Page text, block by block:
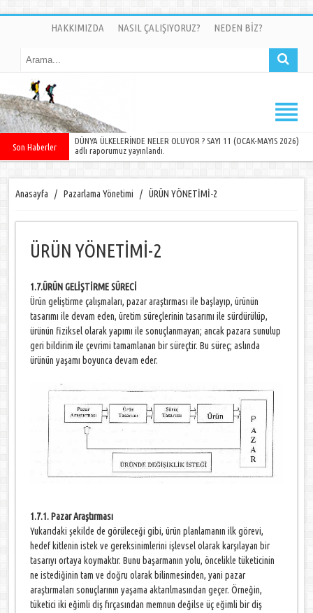
HAKKIMIZDA NASIL ÇALIŞIYORUZ? NEDEN BİZ?
Son Haberler
DÜNYA ÜLKELERİNDE NELER OLUYOR ? SAYI 11 (OCAK-MAYIS 2026)
adlı raporumuz yayınlandı.
Anasayfa / Pazarlama Yönetimi / ÜRÜN YÖNETİMİ-2
ÜRÜN YÖNETİMİ-2
1.7.ÜRÜN GELİŞTİRME SÜRECİ
Ürün geliştirme çalışmaları, pazar araştırması ile başlayıp, ürünün
tasarımı ile devam eden, üretim süreçlerinin tasarımı ile sürdürülüp,
ürünün fiziksel olarak yapımı ile sonuçlanmayan; ancak pazara sunulup
geri bildirim ile çevrimi tamamlanan bir süreçtir. Bu süreç; aslında
ürünün yaşamı boyunca devam eder.
1.7.1. Pazar Araştırması
Yukarıdaki şekilde de görüleceği gibi, ürün planlamanın ilk görevi,
hedef kitlenin istek ve gereksinimlerini işlevsel olarak karşılayan bir
tasarıyı ortaya koymaktır. Bunu başarmanın yolu, öncelikle tüketicinin
ne istediğinin tam ve doğru olarak bilinmesinden, yani pazar
araştırmaları sonuçlarının yaşama aktarılmasından geçer. Örneğin,
tüketici iki eğimli diş fırçasından memnun değilse üç eğimli bir diş